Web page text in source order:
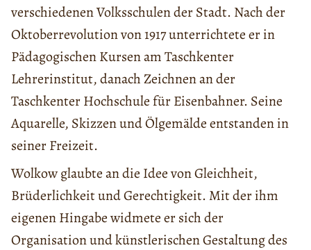
verschiedenen Volksschulen der Stadt. Nach der
Oktoberrevolution von 1917 unterrichtete er in
Pädagogischen Kursen am Taschkenter
Lehrerinstitut, danach Zeichnen an der
Taschkenter Hochschule für Eisenbahner. Seine
Aquarelle, Skizzen und Ölgemälde entstanden in
seiner Freizeit.
Wolkow glaubte an die Idee von Gleichheit,
Brüderlichkeit und Gerechtigkeit. Mit der ihm
eigenen Hingabe widmete er sich der
Organisation und künstlerischen Gestaltung des